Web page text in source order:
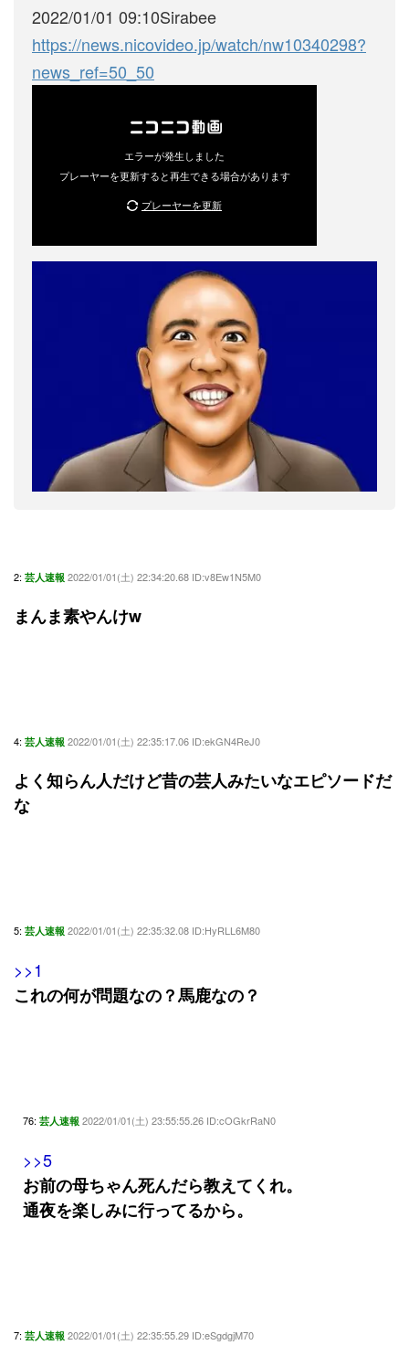
2022/01/01 09:10Sirabee
https://news.nicovideo.jp/watch/nw10340298?
news_ref=50_50
2: 芸人速報 2022/01/01(土) 22:34:20.68 ID:v8Ew1N5M0
まんま素やんけw
4: 芸人速報 2022/01/01(土) 22:35:17.06 ID:ekGN4ReJ0
よく知らん人だけど昔の芸人みたいなエピソードだ
な
5: 芸人速報 2022/01/01(土) 22:35:32.08 ID:HyRLL6M80
>>1
これの何が問題なの？馬鹿なの？
76: 芸人速報 2022/01/01(土) 23:55:55.26 ID:cOGkrRaN0
>>5
お前の母ちゃん死んだら教えてくれ。
通夜を楽しみに行ってるから。
7: 芸人速報 2022/01/01(土) 22:35:55.29 ID:eSgdgjM70